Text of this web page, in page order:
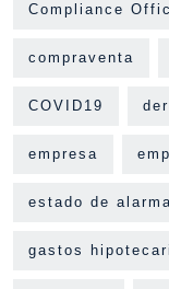
Compliance
compraventa
COVID19
empresa
estado de
gastos